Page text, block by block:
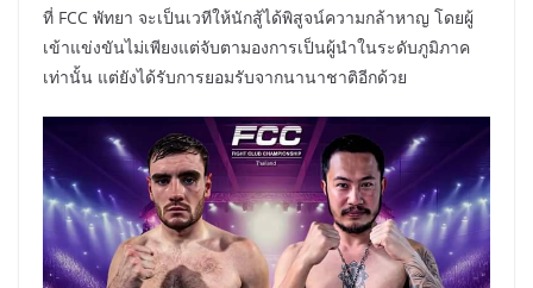
ที่ FCC พัทยา จะเป็นเวทีให้นักสู้ได้พิสูจน์ความกล้าหาญ โดยผู้
เข้าแข่งขันไม่เพียงแต่จับตามองการเป็นผู้นำในระดับภูมิภาค
เท่านั้น แต่ยังได้รับการยอมรับจากนานาชาติอีกด้วย